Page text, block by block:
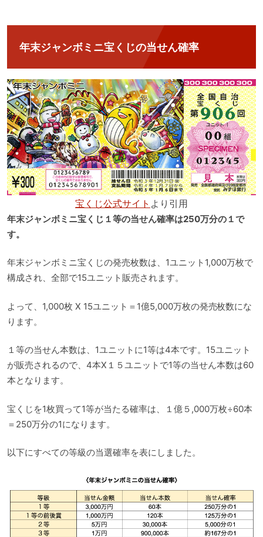
年末ジャンボミニ宝くじの当せん確率
宝くじ公式サイト より引用
年末ジャンボミニ宝くじ１等の当せん確率は250万分の１で
す。
年末ジャンボミニ宝くじの発売枚数は、1ユニット1,000万枚で
構成され、全部で15ユニット販売されます。
よって、1,000枚 X 15ユニット＝1億5,000万枚の発売枚数にな
ります。
１等の当せん本数は、1ユニットに1等は4本です。15ユニット
が販売されるので、4本X１５ユニットで1等の当せん本数は60
本となります。
宝くじを1枚買って1等が当たる確率は、１億５,000万枚÷60本
＝250万分の1になります。
以下にすべての等級の当選確率を表にしました。